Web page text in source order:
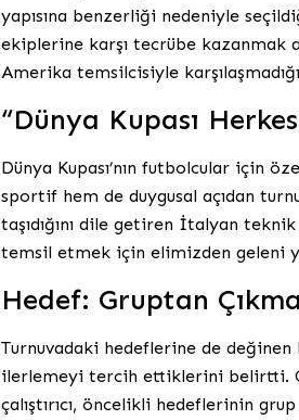
yapısına benzerliği nedeniyle
ekiplerine karşı tecrübe kazanmak
Amerika temsilcisiyle
“Dünya Kupası
Dünya Kupası’nın futbolcular için
sportif hem de duygusal açıdan
taşıdığını dile getiren İtalyan
temsil etmek için elimizden geleni
Hedef: Gruptan
Turnuvadaki hedeflerine de değinen
ilerlemeyi tercih ettiklerini belirtti.
çalıştırıcı, öncelikli hedeflerinin